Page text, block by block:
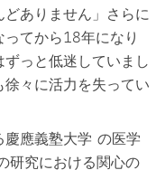
ありません」さらに
てから18年になり
っと低迷していまし
々に活力を失ってい
慶應義塾大学 の医学
研究における関心の